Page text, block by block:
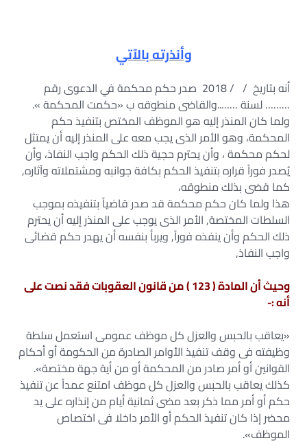
وأنذرته بالآتي
أنه بتاريخ / / 2018 صدر حكم محكمة في الدعوى رقم
……… لسنة ……..والقاضى منطوقه ب «حكمت المحكمة ».
ولما كان المنذر إليه هو الموظف المختص بتنفيذ حكم
المحكمة، وهو الأمر الذى يجب معه على المنذر إليه أن يمتثل
لحكم محكمة ، وأن يحترم حجية ذلك الحكم واجب النفاذ، وأن
يُصدر فوراً قراره بتنفيذ الحكم بكافة جوانبه ومشتملاته وآثاره,
كما قضى بذلك منطوقه،
هذا ولما كان حكم محكمة قد صدر قاضياً بتنفيذه بموجب
السلطات المختصة, الأمر الذى يوجب على المنذر إليه أن يحترم
ذلك الحكم وأن ينفذه فوراً, ويربأ بنفسه أن يهدر حكم قضائى
واجب النفاذ,
وحيث أن المادة ( 123 ) من قانون العقوبات فقد نصت على
أنه :-
«يعاقب بالحبس والعزل كل موظف عمومى استعمل سلطة
وظيفته فى وقف تنفيذ الأوامر الصادرة من الحكومة أو أحكام
القوانين أو أمر صادر من المحكمة أو من أية جهة مختصة».
كذلك يعاقب بالحبس والعزل كل موظف امتنع عمداً عن تنفيذ
حكم أو أمر مما ذكر بعد مضى ثمانية أيام من إنذاره على يد
محضر إذا كان تنفيذ الحكم أو الأمر داخلا فى اختصاص
الموظف».